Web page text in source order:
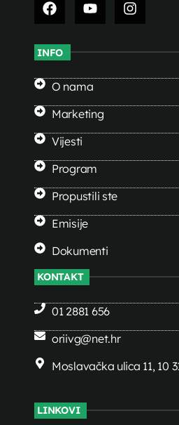
INFO
O nama
Marketing
Vijesti
Program
Propustili ste
Emisije
Dokumenti
KONTAKT
01 2881 656
oriivg@net.hr
Moslavačka ulica 11, 10
LINKOVI